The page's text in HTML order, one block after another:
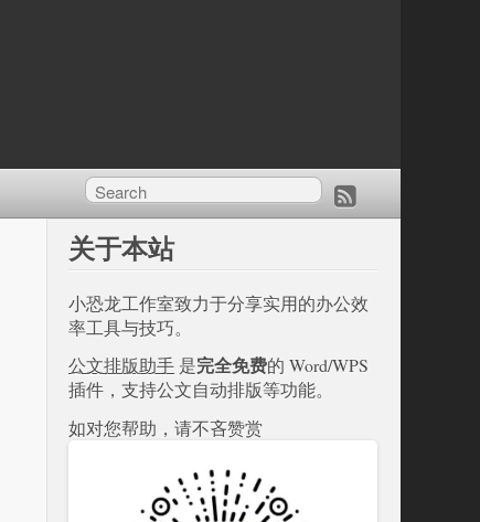
关于本站
小恐龙工作室致力于分享实用的办公效
率工具与技巧。
公文排版助手 是完全免费的 Word/WPS
插件，支持公文自动排版等功能。
如对您帮助，请不吝赞赏